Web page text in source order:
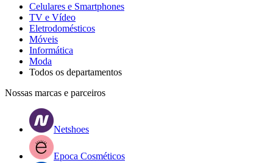
Celulares e Smartphones
TV e Vídeo
Eletrodomésticos
Móveis
Informática
Moda
Todos os departamentos
Nossas marcas e parceiros
Netshoes
Epoca Cosméticos